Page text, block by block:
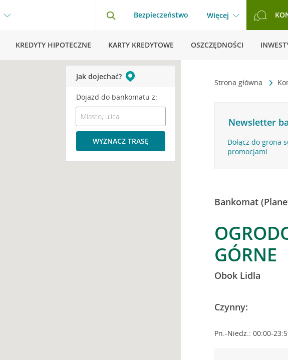
Bezpieczeństwo Więcej
KREDYTY HIPOTECZNE KARTY KREDYTOWE OSZCZĘDNOŚCI
Strona główna
Newsletter
Dołącz do grona
promocjami
Bankomat
GÓRNE
Obok Lidla
Czynny:
Pn.-Niedz.: 00:00-
Jak dojechać?
Dojazd do bankomatu z:
WYZNACZ TRASĘ